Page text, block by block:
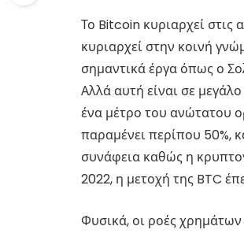
Το Bitcoin κυριαρχεί
κυριαρχεί στην κοινή
σημαντικά έργα όπως ο
Αλλά αυτή είναι σε
ένα μέτρο του ανώτατου
παραμένει περίπου 50%,
συνάφεια καθώς η
2022, η μετοχή της BTC
Φυσικά, οι ροές